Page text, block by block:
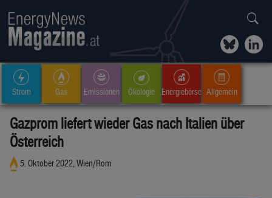
Strom Gas Emissionen Ökologie Energiebörse Allgemein
Gazprom liefert wieder Gas nach Italien über
Österreich
5. Oktober 2022, Wien/Rom